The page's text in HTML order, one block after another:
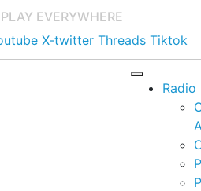
PLAY EVERYWHERE
X-twitter Threads Tiktok
Radio